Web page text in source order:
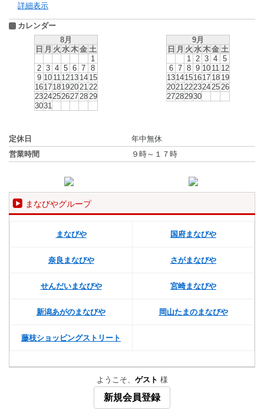
詳細表示
カレンダー
8月
日 月 火 水木金 土
1
2 3 4 5 6 7 8
9 10 11 1213 14 15
1617181920 21 22
2324252627 28 29
3031
9月
日 月 火 水木金 土
1
2 3 4 5
6 7 8 9 10 11 12
1314151617 18 19
2021 222324 25 26
27282930
定休日
年中無休
営業時間
９時～１７時
まなびやグループ
まなびや 国府まなびや
奈良まなびや さがまなびや
せんだいまなびや 宮崎まなびや
新潟あがのまなびや 岡山たまのまなびや
藤枝ショッピングストリート
ようこそ、 ゲスト 様
新規会員登録